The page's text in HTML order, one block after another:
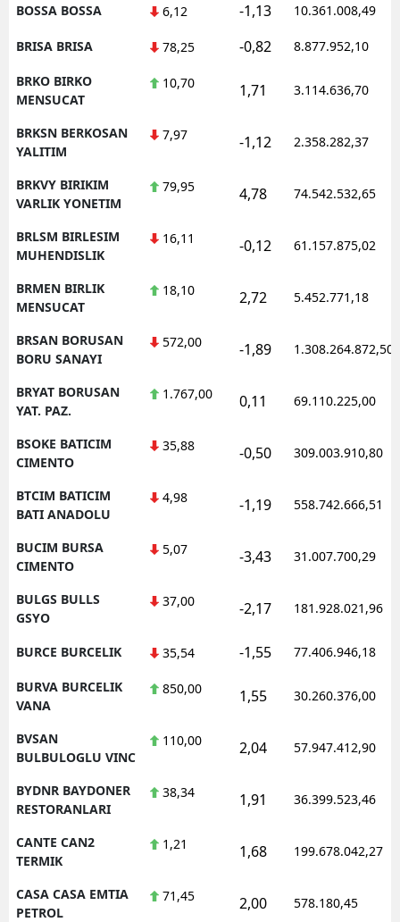
BOSSA BOSSA 6,12 -1,13 10.361.008,49
BRISA BRISA 78,25 -0,82 8.877.952,10
BRKO BIRKO
MENSUCAT
10,70 1,71 3.114.636,70
BRKSN BERKOSAN
YALITIM
7,97 -1,12 2.358.282,37
BRKVY BIRIKIM
VARLIK YONETIM
79,95 4,78 74.542.532,65
BRLSM BIRLESIM
MUHENDISLIK
16,11 -0,12 61.157.875,02
BRMEN BIRLIK
MENSUCAT
18,10 2,72 5.452.771,18
BRSAN BORUSAN
BORU SANAYI
572,00 -1,89 1.308.264.872,50
BRYAT BORUSAN
YAT. PAZ.
1.767,00 0,11 69.110.225,00
BSOKE BATICIM
CIMENTO
35,88 -0,50 309.003.910,80
BTCIM BATICIM
BATI ANADOLU
4,98 -1,19 558.742.666,51
BUCIM BURSA
CIMENTO
5,07 -3,43 31.007.700,29
BULGS BULLS
GSYO
37,00 -2,17 181.928.021,96
BURCE BURCELIK 35,54 -1,55 77.406.946,18
BURVA BURCELIK
VANA
850,00 1,55 30.260.376,00
BVSAN
BULBULOGLU VINC
110,00 2,04 57.947.412,90
BYDNR BAYDONER
RESTORANLARI
38,34 1,91 36.399.523,46
CANTE CAN2
TERMIK
1,21 1,68 199.678.042,27
CASA CASA EMTIA
PETROL
71,45 2,00 578.180,45